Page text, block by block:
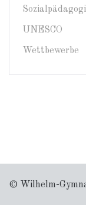
UNESCO
Wettbewerbe
© Wilhelm-